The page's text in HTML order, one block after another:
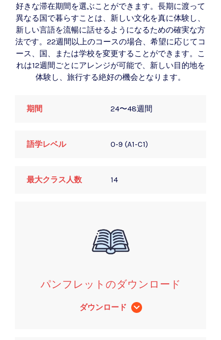
好きな滞在期間を選ぶことができます。長期に渡って
異なる国で暮らすことは、新しい文化を真に体験し、
新しい言語を流暢に話せるようになるための確実な方
法です。22週間以上のコースの場合、希望に応じてコ
ース、国、または学校を変更することができます。こ
れは12週間ごとにアレンジが可能で、新しい目的地を
体験し、旅行する絶好の機会となります。
期間 24〜48週間
語学レベル 0-9 (A1-C1)
最大クラス人数 14
パンフレットのダウンロード
ダウンロード